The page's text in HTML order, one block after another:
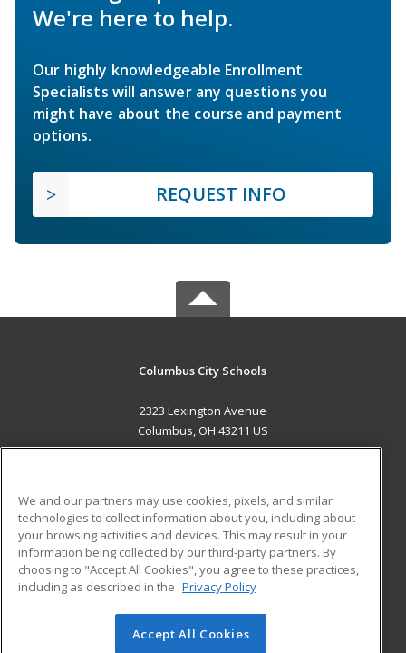
We're here to help.
Our highly knowledgeable Enrollment
Specialists will answer any questions you
might have about the course and payment
options.
REQUEST INFO
Columbus City Schools
2323 Lexington Avenue
Columbus, OH 43211 US
ADDITIONAL RESOURCES
Military
Financial Assistance
Help
Student Blog
© 2026 ed2go, a division of Cengage Learning. All rights
We and our partners may use cookies, pixels, and similar
technologies to collect information about you, including about
your browsing activities and devices. This may result in your
information being collected by our third-party partners. By
choosing to "Accept All Cookies", you agree to these practices,
including as described in the Privacy Policy
Accept All Cookies